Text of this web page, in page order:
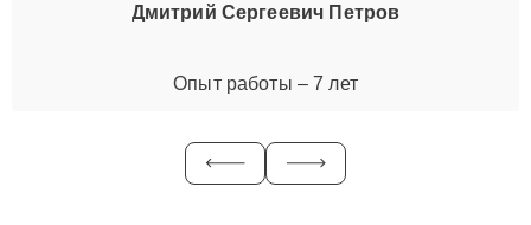
Дмитрий Сергеевич Петров
Опыт работы – 7 лет